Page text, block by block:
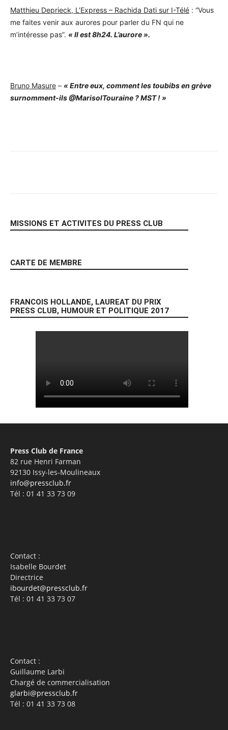
Matthieu Deprieck, L’Express – Rachida Dati sur I-Télé : “Vous
me faites venir aux aurores pour parler du FN qui ne
m’intéresse pas”. « Il est 8h24. L’aurore ».
Bruno Masure – « Entre eux, comment les toubibs en grève
surnomment-ils @MarisolTouraine ? MST ! »
MISSIONS ET ACTIVITES DU PRESS CLUB
CARTE DE MEMBRE
FRANCOIS HOLLANDE, LAUREAT DU PRIX
PRESS CLUB, HUMOUR ET POLITIQUE 2017
Press Club de France
82 rue Henri Farman
92130 Issy-les-Moulineaux
info@pressclub.fr
Tél : 01 41 33 73 09
Contact :
Isabelle Bourdet
Directrice
ibourdet@pressclub.fr
Tél : 01 41 33 73 07
Contact :
Guillaume Larbi
Chargé de commercialisation
glarbi@pressclub.fr
Tél : 01 41 33 73 08